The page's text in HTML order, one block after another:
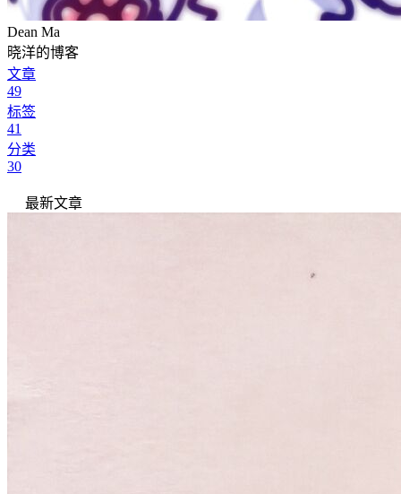
Dean Ma
晓洋的博客
文章
49
标签
41
分类
30
最新文章